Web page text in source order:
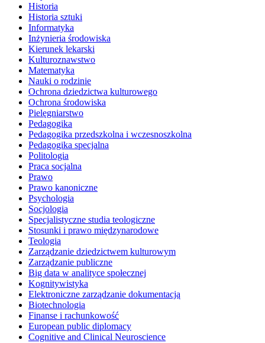
Historia
Historia sztuki
Informatyka
Inżynieria środowiska
Kierunek lekarski
Kulturoznawstwo
Matematyka
Nauki o rodzinie
Ochrona dziedzictwa kulturowego
Ochrona środowiska
Pielęgniarstwo
Pedagogika
Pedagogika przedszkolna i wczesnoszkolna
Pedagogika specjalna
Politologia
Praca socjalna
Prawo
Prawo kanoniczne
Psychologia
Socjologia
Specjalistyczne studia teologiczne
Stosunki i prawo międzynarodowe
Teologia
Zarządzanie dziedzictwem kulturowym
Zarządzanie publiczne
Big data w analityce społecznej
Kognitywistyka
Elektroniczne zarządzanie dokumentacją
Biotechnologia
Finanse i rachunkowość
European public diplomacy
Cognitive and Clinical Neuroscience